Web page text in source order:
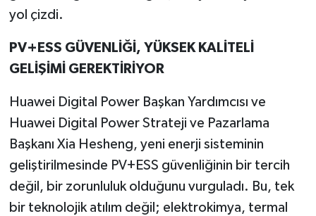
yol çizdi.
PV+ESS GÜVENLİĞİ, YÜKSEK KALİTELİ
GELİŞİMİ GEREKTİRİYOR
Huawei Digital Power Başkan Yardımcısı ve
Huawei Digital Power Strateji ve Pazarlama
Başkanı Xia Hesheng, yeni enerji sisteminin
geliştirilmesinde PV+ESS güvenliğinin bir tercih
değil, bir zorunluluk olduğunu vurguladı. Bu, tek
bir teknolojik atılım değil; elektrokimya, termal